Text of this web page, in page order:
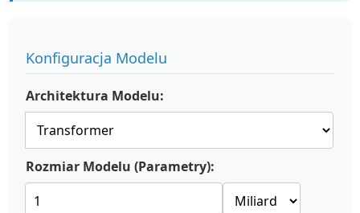
Konfiguracja Modelu
Architektura Modelu:
Rozmiar Modelu (Parametry):